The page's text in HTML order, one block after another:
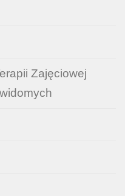
Zajęciowej